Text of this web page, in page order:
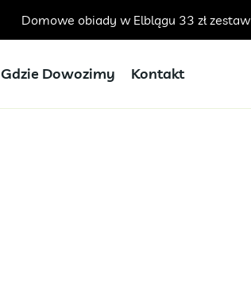
Domowe obiady w Elblągu 33 zł zestaw
Gdzie Dowozimy Kontakt